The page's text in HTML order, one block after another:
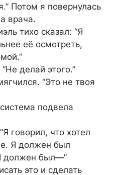
Потом я повернулась
врача.
тихо сказал: “Я
её осмотреть,
делай этого.”
“Это не твоя
подвела
говорил, что хотел
Я должен был
должен был—”
это и сделать